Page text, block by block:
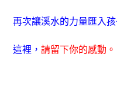
再次讓溪水的力量匯入
這裡，請留下你的感動。